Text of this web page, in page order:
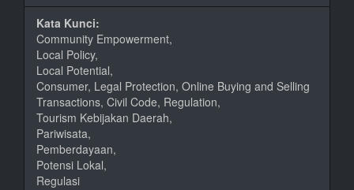
Kata Kunci:
Community Empowerment,
Local Policy,
Local Potential,
Consumer, Legal Protection, Online Buying and Selling
Transactions, Civil Code, Regulation,
Tourism Kebijakan Daerah,
Pariwisata,
Pemberdayaan,
Potensi Lokal,
Regulasi